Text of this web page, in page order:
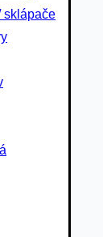
sklápače